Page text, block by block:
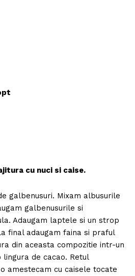
cu nuci si caise.
galbenusuri. Mixam albusurile
galbenusurile si
Adaugam laptele si un strop
final adaugam faina si praful
din aceasta compozitie intr-un
de cacao. Retul
amestecam cu caisele tocate